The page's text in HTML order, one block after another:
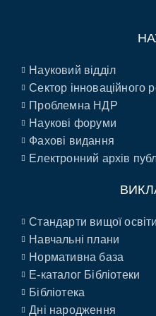
Науковий відділ
Сектор інноваційного
Проблемна НДР
Наукові форуми
Фахові видання
Електронний архів
Стандарти вищої освіти
Навчальні плани
Нормативна база
E-каталог Бібліотеки
Бібліотека
Дні народження